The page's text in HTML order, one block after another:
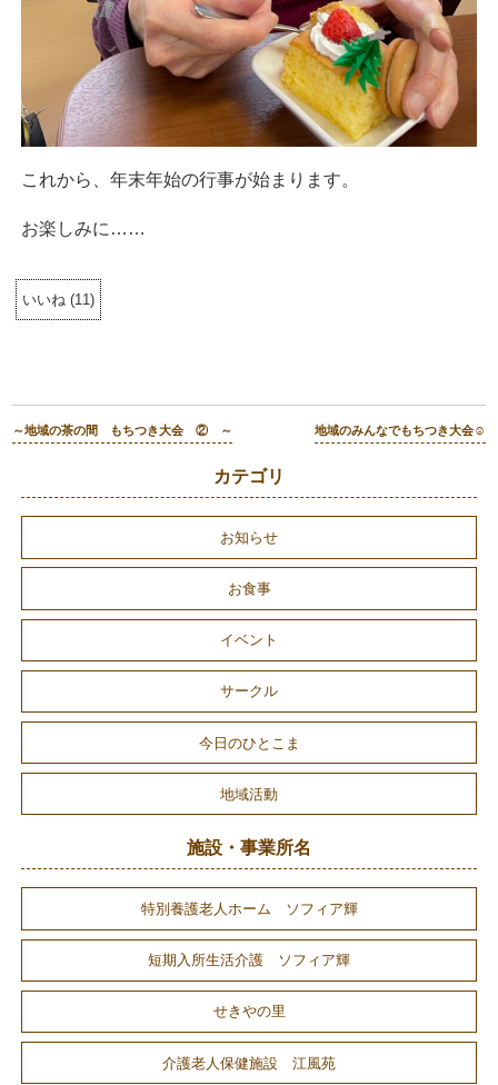
これから、年末年始の行事が始まります。
お楽しみに……
いいね (11)
～地域の茶の間 もちつき大会 ② ～ 地域のみんなでもちつき大会☺️
カテゴリ
お知らせ
お食事
イベント
サークル
今日のひとこま
地域活動
施設・事業所名
特別養護老人ホーム ソフィア輝
短期入所生活介護 ソフィア輝
せきやの里
介護老人保健施設 江風苑